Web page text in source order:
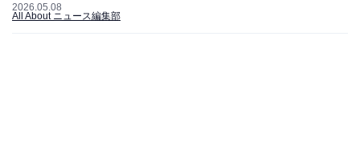
2026.05.08
All About ニュース編集部